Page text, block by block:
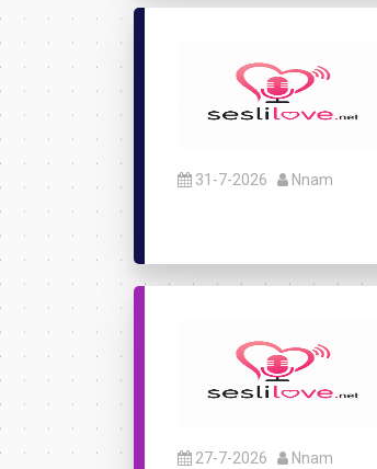
31-7-2026 Nnam
27-7-2026 Nnam